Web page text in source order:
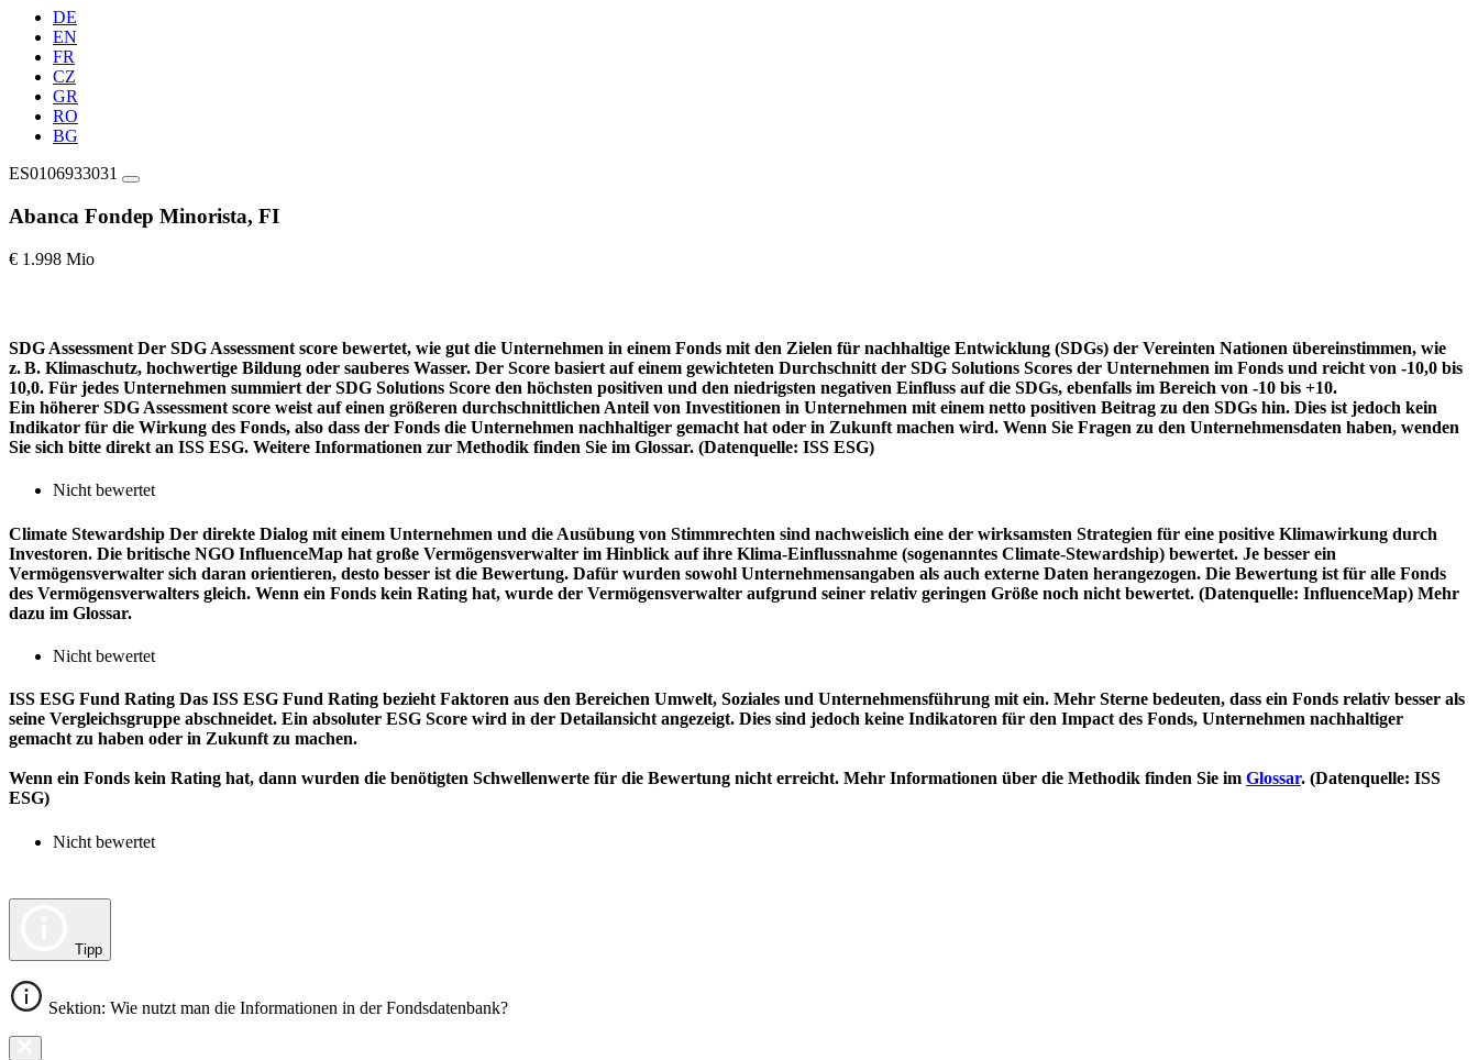
DE
EN
FR
CZ
GR
RO
BG
ES0106933031
Abanca Fondep Minorista, FI
€ 1.998 Mio
SDG Assessment Der SDG Assessment score bewertet, wie gut die Unternehmen in einem Fonds mit den Zielen für nachhaltige Entwicklung (SDGs) der Vereinten Nationen übereinstimmen, wie
z. B. Klimaschutz, hochwertige Bildung oder sauberes Wasser. Der Score basiert auf einem gewichteten Durchschnitt der SDG Solutions Scores der Unternehmen im Fonds und reicht von -10,0 bis
10,0. Für jedes Unternehmen summiert der SDG Solutions Score den höchsten positiven und den niedrigsten negativen Einfluss auf die SDGs, ebenfalls im Bereich von -10 bis +10.
Ein höherer SDG Assessment score weist auf einen größeren durchschnittlichen Anteil von Investitionen in Unternehmen mit einem netto positiven Beitrag zu den SDGs hin. Dies ist jedoch kein
Indikator für die Wirkung des Fonds, also dass der Fonds die Unternehmen nachhaltiger gemacht hat oder in Zukunft machen wird. Wenn Sie Fragen zu den Unternehmensdaten haben, wenden
Sie sich bitte direkt an ISS ESG. Weitere Informationen zur Methodik finden Sie im Glossar. (Datenquelle: ISS ESG)
Nicht bewertet
Climate Stewardship Der direkte Dialog mit einem Unternehmen und die Ausübung von Stimmrechten sind nachweislich eine der wirksamsten Strategien für eine positive Klimawirkung durch
Investoren. Die britische NGO InfluenceMap hat große Vermögensverwalter im Hinblick auf ihre Klima-Einflussnahme (sogenanntes Climate-Stewardship) bewertet. Je besser ein
Vermögensverwalter sich daran orientieren, desto besser ist die Bewertung. Dafür wurden sowohl Unternehmensangaben als auch externe Daten herangezogen. Die Bewertung ist für alle Fonds
des Vermögensverwalters gleich. Wenn ein Fonds kein Rating hat, wurde der Vermögensverwalter aufgrund seiner relativ geringen Größe noch nicht bewertet. (Datenquelle: InfluenceMap) Mehr
dazu im Glossar.
Nicht bewertet
ISS ESG Fund Rating Das ISS ESG Fund Rating bezieht Faktoren aus den Bereichen Umwelt, Soziales und Unternehmensführung mit ein. Mehr Sterne bedeuten, dass ein Fonds relativ besser als
seine Vergleichsgruppe abschneidet. Ein absoluter ESG Score wird in der Detailansicht angezeigt. Dies sind jedoch keine Indikatoren für den Impact des Fonds, Unternehmen nachhaltiger
gemacht zu haben oder in Zukunft zu machen.
Wenn ein Fonds kein Rating hat, dann wurden die benötigten Schwellenwerte für die Bewertung nicht erreicht. Mehr Informationen über die Methodik finden Sie im Glossar. (Datenquelle: ISS
ESG)
Nicht bewertet
Tipp
Sektion: Wie nutzt man die Informationen in der Fondsdatenbank?